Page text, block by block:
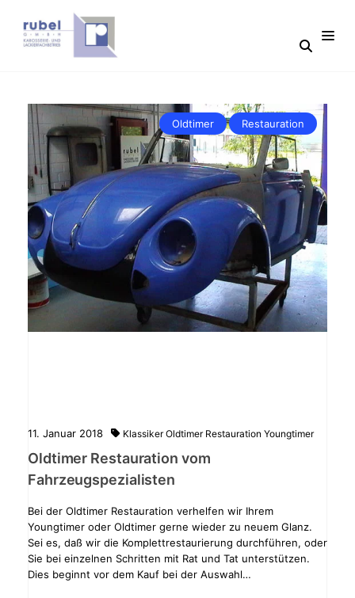
Oldtimer Restauration
11. Januar 2018 KlassikerOldtimer Restauration Youngtimer
Oldtimer Restauration vom
Fahrzeugspezialisten
Bei der Oldtimer Restauration verhelfen wir Ihrem
Youngtimer oder Oldtimer gerne wieder zu neuem Glanz.
Sei es, daß wir die Komplettrestaurierung durchführen, oder
Sie bei einzelnen Schritten mit Rat und Tat unterstützen.
Dies beginnt vor dem Kauf bei der Auswahl…